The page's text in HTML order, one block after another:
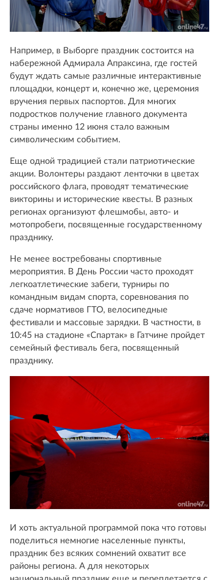
Например, в Выборге праздник состоится на
набережной Адмирала Апраксина, где гостей
будут ждать самые различные интерактивные
площадки, концерт и, конечно же, церемония
вручения первых паспортов. Для многих
подростков получение главного документа
страны именно 12 июня стало важным
символическим событием.
Еще одной традицией стали патриотические
акции. Волонтеры раздают ленточки в цветах
российского флага, проводят тематические
викторины и исторические квесты. В разных
регионах организуют флешмобы, авто- и
мотопробеги, посвященные государственному
празднику.
Не менее востребованы спортивные
мероприятия. В День России часто проходят
легкоатлетические забеги, турниры по
командным видам спорта, соревнования по
сдаче нормативов ГТО, велосипедные
фестивали и массовые зарядки. В частности, в
10:45 на стадионе «Спартак» в Гатчине пройдет
семейный фестиваль бега, посвященный
празднику.
И хоть актуальной программой пока что готовы
поделиться немногие населенные пункты,
праздник без всяких сомнений охватит все
районы региона. А для некоторых